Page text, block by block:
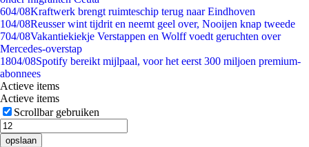
604/08Kraftwerk brengt ruimteschip terug naar Eindhoven
104/08Reusser wint tijdrit en neemt geel over, Nooijen knap tweede
704/08Vakantiekiekje Verstappen en Wolff voedt geruchten over
Mercedes-overstap
1804/08Spotify bereikt mijlpaal, voor het eerst 300 miljoen premium-
abonnees
Actieve items
Actieve items
Scrollbar gebruiken
opslaan